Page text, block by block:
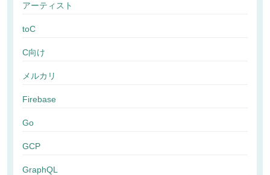
アーティスト
toC
C向け
メルカリ
Firebase
Go
GCP
GraphQL